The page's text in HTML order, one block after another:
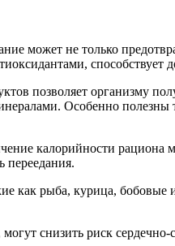
может не только
способствует
позволяет организму
Особенно
калорийности рациона
переедания.
как рыба, курица,
снизить риск